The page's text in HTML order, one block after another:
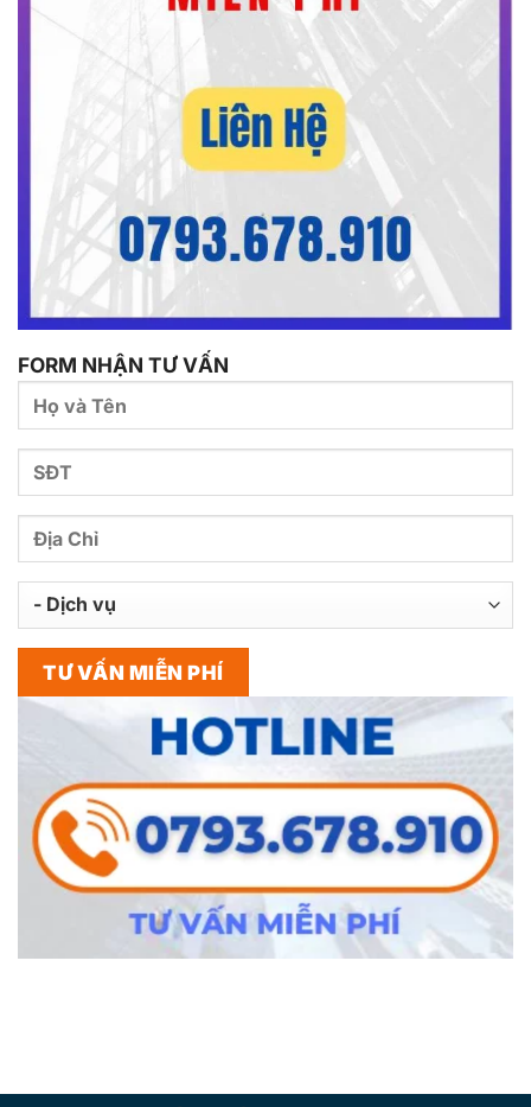
FORM NHẬN TƯ VẤN